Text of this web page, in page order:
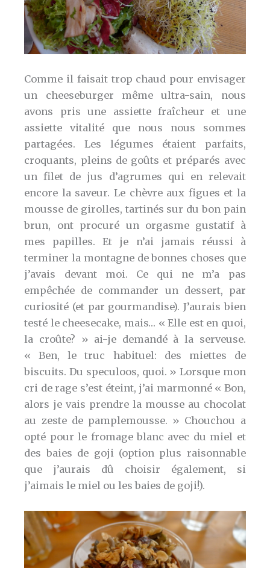
Comme il faisait trop chaud pour envisager
un cheeseburger même ultra-sain, nous
avons pris une assiette fraîcheur et une
assiette vitalité que nous nous sommes
partagées. Les légumes étaient parfaits,
croquants, pleins de goûts et préparés avec
un filet de jus d’agrumes qui en relevait
encore la saveur. Le chèvre aux figues et la
mousse de girolles, tartinés sur du bon pain
brun, ont procuré un orgasme gustatif à
mes papilles. Et je n’ai jamais réussi à
terminer la montagne de bonnes choses que
j’avais devant moi. Ce qui ne m’a pas
empêchée de commander un dessert, par
curiosité (et par gourmandise). J’aurais bien
testé le cheesecake, mais… « Elle est en quoi,
la croûte? » ai-je demandé à la serveuse.
« Ben, le truc habituel: des miettes de
biscuits. Du speculoos, quoi. » Lorsque mon
cri de rage s’est éteint, j’ai marmonné « Bon,
alors je vais prendre la mousse au chocolat
au zeste de pamplemousse. » Chouchou a
opté pour le fromage blanc avec du miel et
des baies de goji (option plus raisonnable
que j’aurais dû choisir également, si
j’aimais le miel ou les baies de goji!).